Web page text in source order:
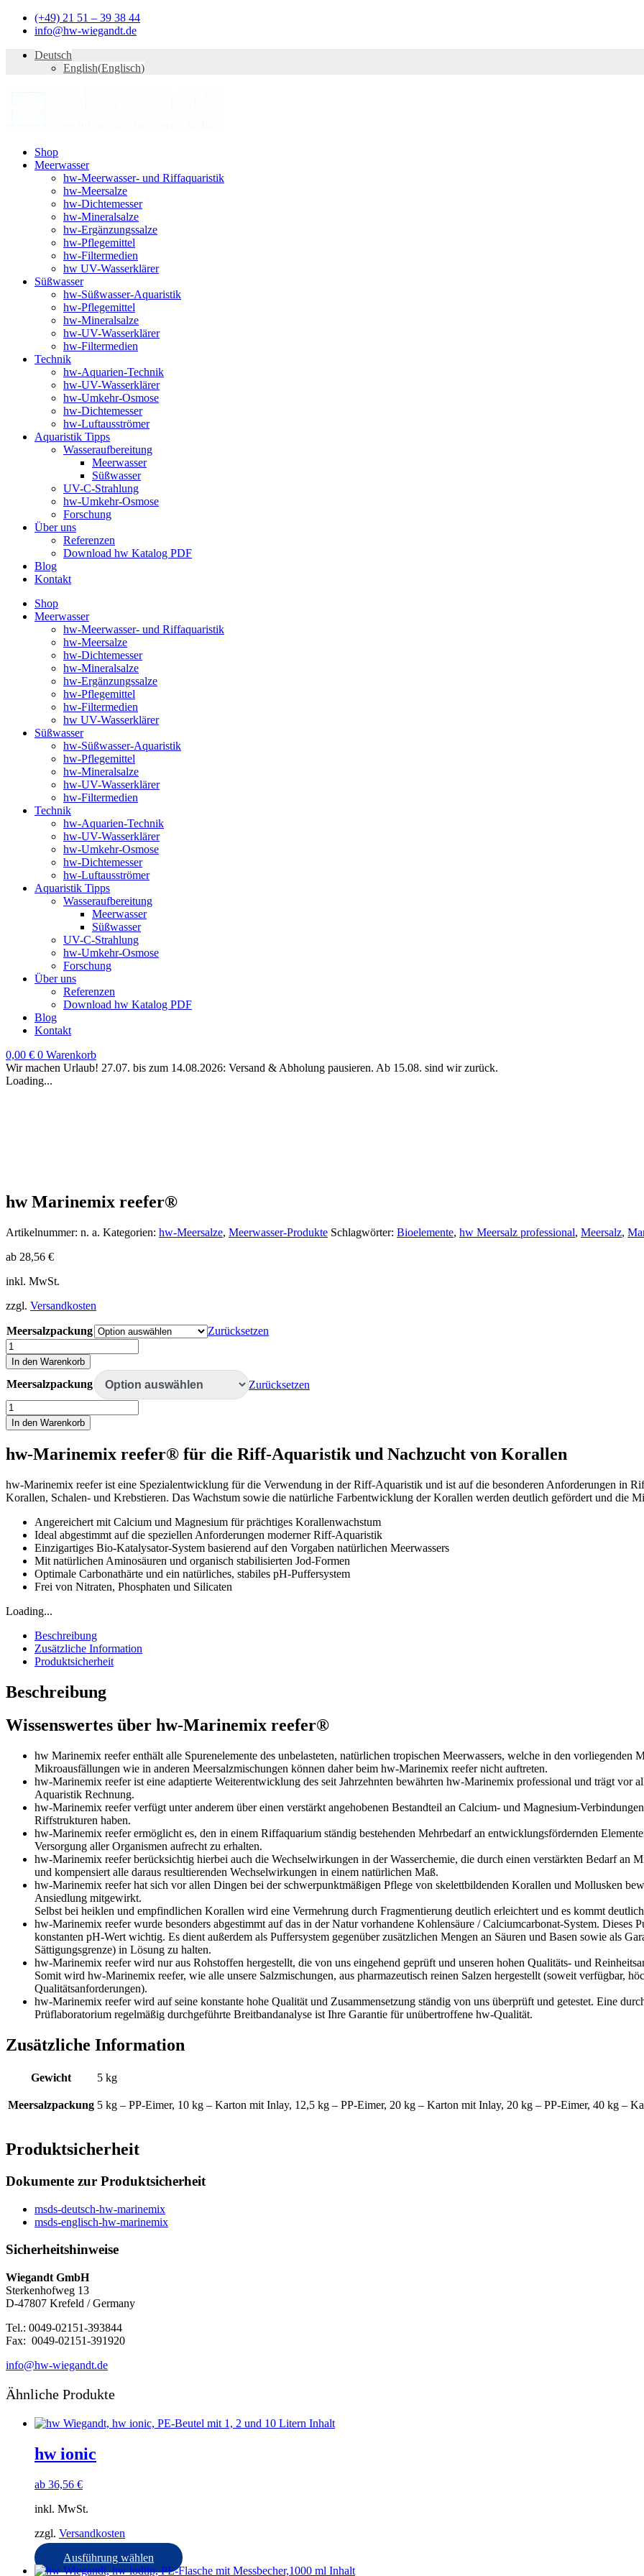
Zum
Inhalt
(+49) 21 51 – 39 38 44
info@hw-wiegandt.de
Deutsch
English(Englisch)
Shop
Meerwasser
hw-Meerwasser- und Riffaquaristik
hw-Meersalze
hw-Dichtemesser
hw-Mineralsalze
hw-Ergänzungssalze
hw-Pflegemittel
hw-Filtermedien
hw UV-Wasserklärer
Süßwasser
hw-Süßwasser-Aquaristik
hw-Pflegemittel
hw-Mineralsalze
hw-UV-Wasserklärer
hw-Filtermedien
Technik
hw-Aquarien-Technik
hw-UV-Wasserklärer
hw-Umkehr-Osmose
hw-Dichtemesser
hw-Luftausströmer
Aquaristik Tipps
Wasseraufbereitung
Meerwasser
Süßwasser
UV-C-Strahlung
hw-Umkehr-Osmose
Forschung
Über uns
Referenzen
Download hw Katalog PDF
Blog
Kontakt
Shop
Meerwasser
hw-Meerwasser- und Riffaquaristik
hw-Meersalze
hw-Dichtemesser
hw-Mineralsalze
hw-Ergänzungssalze
hw-Pflegemittel
hw-Filtermedien
hw UV-Wasserklärer
Süßwasser
hw-Süßwasser-Aquaristik
hw-Pflegemittel
hw-Mineralsalze
hw-UV-Wasserklärer
hw-Filtermedien
Technik
hw-Aquarien-Technik
hw-UV-Wasserklärer
hw-Umkehr-Osmose
hw-Dichtemesser
hw-Luftausströmer
Aquaristik Tipps
Wasseraufbereitung
Meerwasser
Süßwasser
UV-C-Strahlung
hw-Umkehr-Osmose
Forschung
Über uns
Referenzen
Download hw Katalog PDF
Blog
Kontakt
0,00 € 0 Warenkorb
Wir machen Urlaub! 27.07. bis zum 14.08.2026: Versand & Abholung pausieren. Ab 15.08. sind wir zurück.
Loading...
hw Marinemix reefer®
Artikelnummer: n. a. Kategorien: hw-Meersalze, Meerwasser-Produkte Schlagwörter: Bioelemente, hw Meersalz professional, Meersalz,
ab 28,56 €
inkl. MwSt.
zzgl. Versandkosten
Meersalzpackung
Zurücksetzen
hw
Marinemix
reefer®
Menge
In den Warenkorb
Meersalzpackung
Zurücksetzen
hw
Marinemix
reefer®
In den Warenkorb
hw-Marinemix reefer® für die Riff-Aquaristik und Nachzucht von Korallen
hw-Marinemix reefer ist eine Spezialentwicklung für die Verwendung in der Riff-Aquaristik und ist auf die besonderen Anforderungen in
Korallen, Schalen- und Krebstieren. Das Wachstum sowie die natürliche Farbentwicklung der Korallen werden deutlich gefördert und die
Angereichert mit Calcium und Magnesium für prächtiges Korallenwachstum
Ideal abgestimmt auf die speziellen Anforderungen moderner Riff-Aquaristik
Einzigartiges Bio-Katalysator-System basierend auf den Vorgaben natürlichen Meerwassers
Mit natürlichen Aminosäuren und organisch stabilisierten Jod-Formen
Optimale Carbonathärte und ein natürliches, stabiles pH-Puffersystem
Frei von Nitraten, Phosphaten und Silicaten
Loading...
Beschreibung
Zusätzliche Information
Produktsicherheit
Beschreibung
Wissenswertes über hw-Marinemix reefer®
hw Marinemix reefer enthält alle Spurenelemente des unbelasteten, natürlichen tropischen Meerwassers, welche in den
Mikroausfällungen wie in anderen Meersalzmischungen können daher beim hw-Marinemix reefer nicht auftreten.
hw-Marinemix reefer ist eine adaptierte Weiterentwicklung des seit Jahrzehnten bewährten hw-Marinemix professional und trägt vor
Aquaristik Rechnung.
hw-Marinemix reefer verfügt unter anderem über einen verstärkt angehobenen Bestandteil an Calcium- und Magnesium-
Riffstrukturen haben.
hw-Marinemix reefer ermöglicht es, den in einem Riffaquarium ständig bestehenden Mehrbedarf an entwicklungsfördernden
Versorgung aller Organismen aufrecht zu erhalten.
hw-Marinemix reefer berücksichtig hierbei auch die Wechselwirkungen in der Wasserchemie, die durch einen verstärkten Bedarf an
und kompensiert alle daraus resultierenden Wechselwirkungen in einem natürlichen Maß.
hw-Marinemix reefer hat sich vor allen Dingen bei der schwerpunktmäßigen Pflege von skelettbildenden Korallen und Mollusken
Ansiedlung mitgewirkt.
Selbst bei heiklen und empfindlichen Korallen wird eine Vermehrung durch Fragmentierung deutlich erleichtert und es kommt
hw-Marinemix reefer wurde besonders abgestimmt auf das in der Natur vorhandene Kohlensäure / Calciumcarbonat-System.
konstanten pH-Wert wichtig. Es dient außerdem als Puffersystem gegenüber zusätzlichen Mengen an Säuren und Basen sowie als
Sättigungsgrenze) in Lösung zu halten.
hw-Marinemix reefer wird nur aus Rohstoffen hergestellt, die von uns eingehend geprüft und unseren hohen Qualitäts- und
Somit wird hw-Marinemix reefer, wie alle unsere Salzmischungen, aus pharmazeutisch reinen Salzen hergestellt (soweit verfügbar,
Qualitätsanforderungen).
hw-Marinemix reefer wird auf seine konstante hohe Qualität und Zusammensetzung ständig von uns überprüft und getestet. Eine
Prüflaboratorium regelmäßig durchgeführte Breitbandanalyse ist Ihre Garantie für unübertroffene hw-Qualität.
Zusätzliche Information
Gewicht 5 kg
Meersalzpackung 5 kg – PP-Eimer, 10 kg – Karton mit Inlay, 12,5 kg – PP-Eimer, 20 kg – Karton mit Inlay, 20 kg – PP-Eimer, 40 kg –
Produktsicherheit
Dokumente zur Produktsicherheit
msds-deutsch-hw-marinemix
msds-englisch-hw-marinemix
Sicherheitshinweise
Wiegandt GmbH
Sterkenhofweg 13
D-47807 Krefeld / Germany
Tel.: 0049-02151-393844
Fax: 0049-02151-391920
info@hw-wiegandt.de
Ähnliche Produkte
hw ionic
ab 36,56 €
inkl. MwSt.
zzgl. Versandkosten
Ausführung wählen
Dieses
Produkt